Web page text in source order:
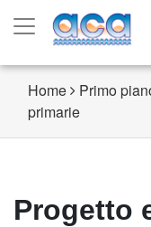
Home Primo
primarie
Progetto